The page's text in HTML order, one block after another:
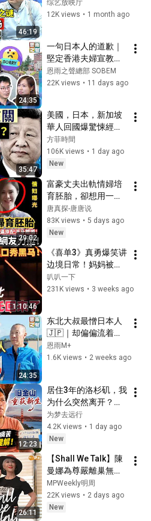
46:19
遗产！【王芳王为念
综艺放映厅
12K views • 1 month ago
24:35
一句日本人的道歉｜
堅定香港夫婦宣教路
｜《在北海道撒種》
真人真事見證｜郭熹
恩雨之聲總部 SOBEM
22K views • 11 days ago
35:47
美國，日本，新加坡
華人回國爆驚悚經
歷！ 中共出入境新規
已經開始實行？【圍
爐夜話精華版】唐靖
方菲時間
106K views • 1 day ago
New
29:02
富豪丈夫出軌情婦培
育胚胎，卻想用一紙
「五個零」離婚，把
患癌妻子和女兒趕出
家門！一場原配保衛
網熱議！#调查#事件
#真相
@TangtangSay
唐真探-唐唐说
83K views • 5 days ago
New
1:10:46
《喜单3》真勇爆笑讲
边境日常！妈妈被骗
到缅北，下午就骑摩
托回来，全场笑完被
#搞笑 #喜剧 #funny
#综艺
叭叭一下
231K views • 3 weeks ago
24:35
东北大叔最憎日本人
🇯🇵｜却偏偏流着日
本血｜《半个日本
人》真人真事见证｜
恩雨M+
1.6K views • 2 weeks ago
12:23
居住3年的洛杉矶，我
为什么突然离开？退
掉房子后，我在旧金
山重获新生！
为梦去远行
4.2K views • 1 day ago
New
26:11
【Shall We Talk】陳
曼娜為尊嚴離巢無綫 |
感激王維基開高七倍
人工 | 買樓只「燉」
不「炒」 | 唱歌為圓
MPWeekly明周
22K views • 2 days ago
New